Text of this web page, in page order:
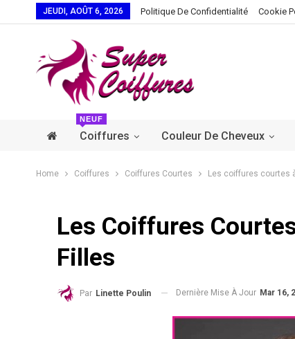
JEUDI, AOÛT 6, 2026 Politique De Confidentialité Cookie
Coiffures
NEUF
Couleur De Cheveux
Home Coiffures Coiffures Courtes Les coiffures courtes
Les Coiffures
Filles
Par Linette Poulin Dernière Mise À Jour Mar 16,